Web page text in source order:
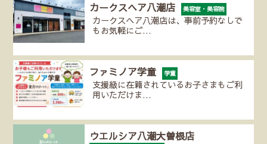
カークスヘア八潮店 美容室・美容院
カークスヘア八潮店は、事前予約なしで
もお気軽にご…
ファミノア学童 学童
支援級に在籍されているお子さまもご利
用いただけま…
ウエルシア八潮大曽根店